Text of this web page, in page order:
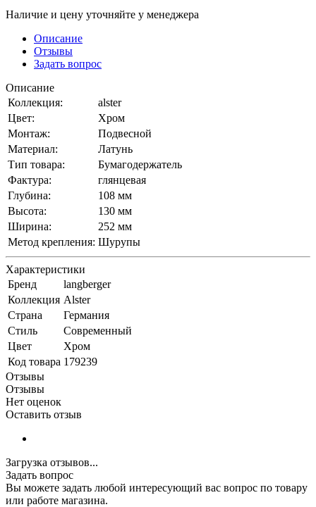
Наличие и цену уточняйте у менеджера
Описание
Отзывы
Задать вопрос
Описание
Коллекция:
alster
Цвет:
Хром
Монтаж:
Подвесной
Материал:
Латунь
Тип товара:
Бумагодержатель
Фактура:
глянцевая
Глубина:
108 мм
Высота:
130 мм
Ширина:
252 мм
Метод крепления: Шурупы
Характеристики
Бренд
langberger
Коллекция Alster
Страна
Германия
Стиль
Современный
Цвет
Хром
Код товара 179239
Отзывы
Отзывы
Нет оценок
Оставить отзыв
Загрузка отзывов...
Задать вопрос
Вы можете задать любой интересующий вас вопрос по товару
или работе магазина.